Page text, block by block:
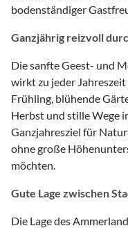
bodenständiger
Ganzjährig reizvoll
Die sanfte Geest- und
wirkt zu jeder
Frühling, blühende
Herbst und stille Wege
Ganzjahresziel für
ohne große
möchten.
Gute Lage zwischen
Die Lage des